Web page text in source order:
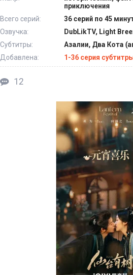
приключения
Всего серий:
36 серий по 45
Озвучка:
DubLikTV, Light
Субтитры:
Азалии, Два Кота
Добавлена:
1-36 серия
12